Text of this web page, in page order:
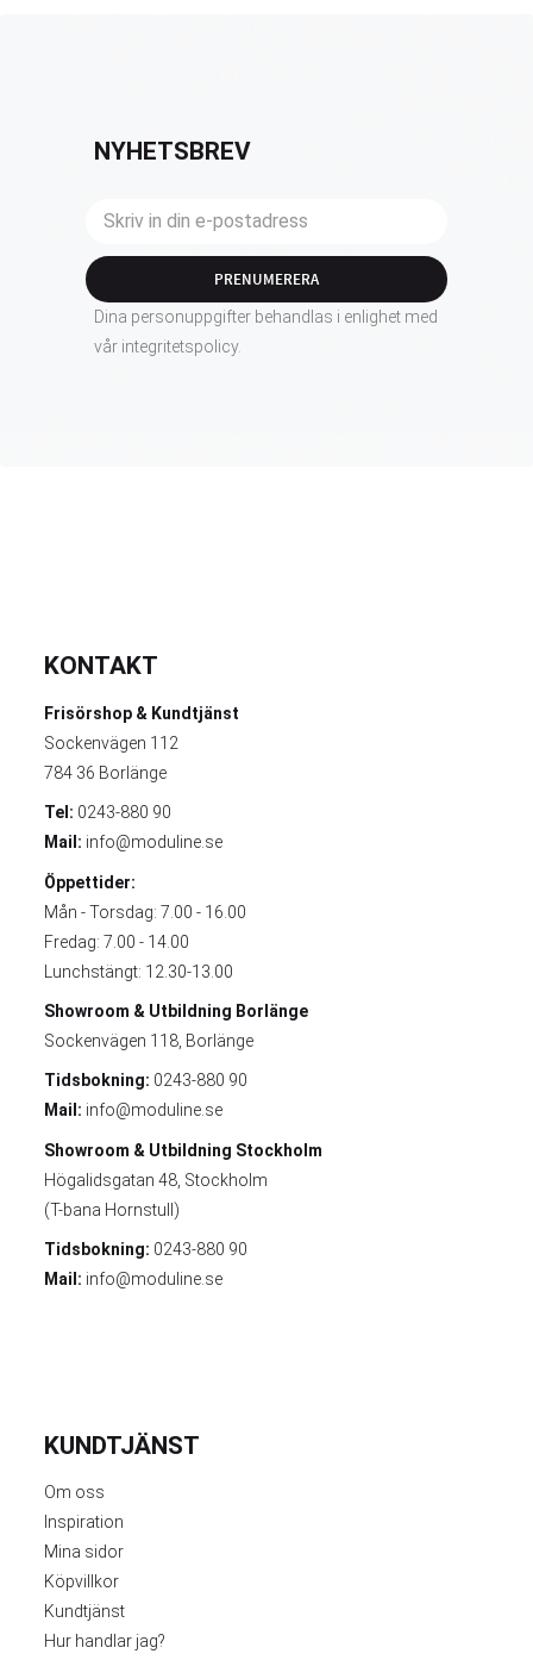
NYHETSBREV
PRENUMERERA
Dina personuppgifter behandlas i enlighet med
vår integritetspolicy.
KONTAKT
Frisörshop & Kundtjänst
Sockenvägen 112
784 36 Borlänge
Tel: 0243-880 90
Mail: info@moduline.se
Öppettider:
Mån - Torsdag: 7.00 - 16.00
Fredag: 7.00 - 14.00
Lunchstängt: 12.30-13.00
Showroom & Utbildning Borlänge
Sockenvägen 118, Borlänge
Tidsbokning: 0243-880 90
Mail: info@moduline.se
Showroom & Utbildning Stockholm
Högalidsgatan 48, Stockholm
(T-bana Hornstull)
Tidsbokning: 0243-880 90
Mail: info@moduline.se
KUNDTJÄNST
Om oss
Inspiration
Mina sidor
Köpvillkor
Kundtjänst
Hur handlar jag?